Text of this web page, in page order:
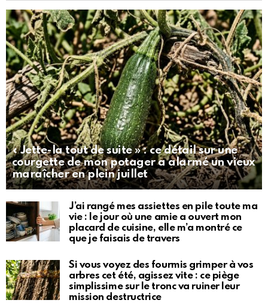
« Jette-la tout de suite » : ce détail sur une
courgette de mon potager a alarmé un vieux
maraîcher en plein juillet
J’ai rangé mes assiettes en pile toute ma
vie : le jour où une amie a ouvert mon
placard de cuisine, elle m’a montré ce
que je faisais de travers
Si vous voyez des fourmis grimper à vos
arbres cet été, agissez vite : ce piège
simplissime sur le tronc va ruiner leur
mission destructrice